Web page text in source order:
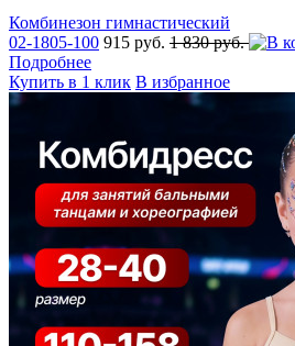
Комбинезон гимнастический
02-1805-100 915 руб. 1 830 руб.
Подробнее
Купить в 1 клик В избранное